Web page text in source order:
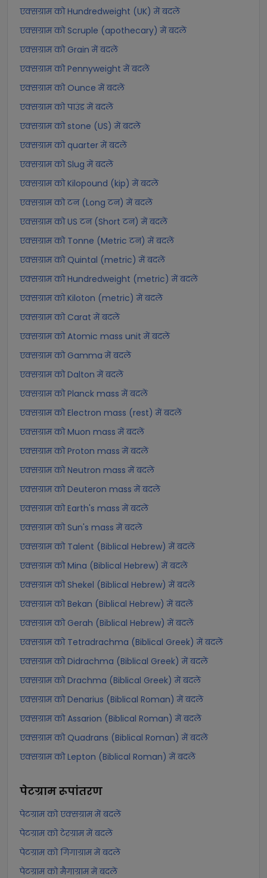
एक्सग्राम को Hundredweight (UK) में बदलें
एक्सग्राम को Scruple (apothecary) में बदलें
एक्सग्राम को Grain में बदलें
एक्सग्राम को Pennyweight में बदलें
एक्सग्राम को Ounce में बदलें
एक्सग्राम को पाउंड में बदलें
एक्सग्राम को stone (US) में बदलें
एक्सग्राम को quarter में बदलें
एक्सग्राम को Slug में बदलें
एक्सग्राम को Kilopound (kip) में बदलें
एक्सग्राम को टन (Long टन) में बदलें
एक्सग्राम को US टन (Short टन) में बदलें
एक्सग्राम को Tonne (Metric टन) में बदलें
एक्सग्राम को Quintal (metric) में बदलें
एक्सग्राम को Hundredweight (metric) में बदलें
एक्सग्राम को Kiloton (metric) में बदलें
एक्सग्राम को Carat में बदलें
एक्सग्राम को Atomic mass unit में बदलें
एक्सग्राम को Gamma में बदलें
एक्सग्राम को Dalton में बदलें
एक्सग्राम को Planck mass में बदलें
एक्सग्राम को Electron mass (rest) में बदलें
एक्सग्राम को Muon mass में बदलें
एक्सग्राम को Proton mass में बदलें
एक्सग्राम को Neutron mass में बदलें
एक्सग्राम को Deuteron mass में बदलें
एक्सग्राम को Earth's mass में बदलें
एक्सग्राम को Sun's mass में बदलें
एक्सग्राम को Talent (Biblical Hebrew) में बदलें
एक्सग्राम को Mina (Biblical Hebrew) में बदलें
एक्सग्राम को Shekel (Biblical Hebrew) में बदलें
एक्सग्राम को Bekan (Biblical Hebrew) में बदलें
एक्सग्राम को Gerah (Biblical Hebrew) में बदलें
एक्सग्राम को Tetradrachma (Biblical Greek) में बदलें
एक्सग्राम को Didrachma (Biblical Greek) में बदलें
एक्सग्राम को Drachma (Biblical Greek) में बदलें
एक्सग्राम को Denarius (Biblical Roman) में बदलें
एक्सग्राम को Assarion (Biblical Roman) में बदलें
एक्सग्राम को Quadrans (Biblical Roman) में बदलें
एक्सग्राम को Lepton (Biblical Roman) में बदलें
पेटग्रामरूपांतरण
पेटग्राम को एक्सग्राम में बदलें
पेटग्राम को टेरग्राम में बदलें
पेटग्राम को गिगाग्राम में बदलें
पेटग्राम को मैगाग्राम में बदलें